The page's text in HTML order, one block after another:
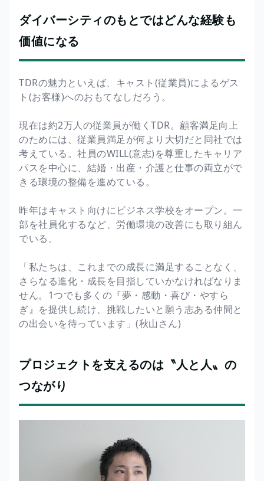
ダイバーシティのもとではどんな経験も
価値になる
TDRの魅力といえば、キャスト(従業員)によるゲス
ト(お客様)へのおもてなしだろう。
現在は約2万人の従業員が働くTDR。顧客満足向上
のためには、従業員満足が何より大切だと同社では
考えている。社員のWILL(意志)を尊重したキャリア
パスを中心に、結婚・出産・介護と仕事の両立がで
きる環境の整備を進めている。
昨年はキャスト向けにビジネス学校をオープン。一
部を社員化するなど、労働環境の改善にも取り組ん
でいる。
「私たちは、これまでの成長に満足することなく、
さらなる進化・成長を目指していかなければなりま
せん。1つでも多くの『夢・感動・喜び・やすら
ぎ』を提供し続け、挑戦したいと願う志ある仲間と
の出会いを待っています」(秋山さん)
プロジェクトを支えるのは〝人と人〟の
つながり